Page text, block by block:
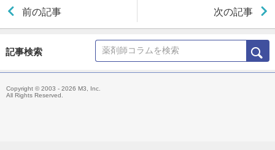
前の記事 次の記事
記事検索
Copyright © 2003 - 2026 M3, Inc.
All Rights Reserved.